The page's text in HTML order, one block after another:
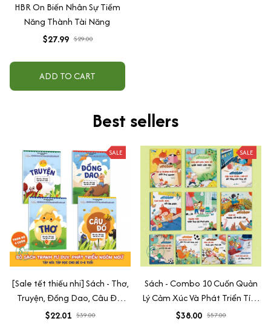
HBR On Biến Nhân Sự Tiềm
Năng Thành Tài Năng
$27.99 $29.00
ADD TO CART
Best sellers
SALE
[Sale tết thiếu nhi] Sách - Thơ,
Truyện, Đồng Dao, Câu Đố,
Tập Nói Tập Đọc Cho Bé 0-6
$22.01 $39.00
SALE
Sách - Combo 10 Cuốn Quản
Lý Cảm Xúc Và Phát Triển Tính
Cách Cho Bé Từ 2 - 6 Tuổi
$38.00 $57.00